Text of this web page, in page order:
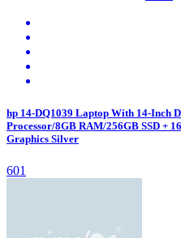
hp 14-DQ1039 Laptop With 14-Inch
Processor/8GB RAM/256GB SSD +
Graphics Silver
601